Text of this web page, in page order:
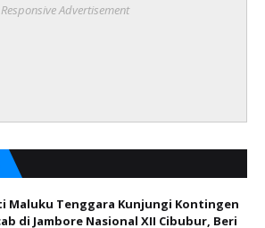
Responsive Advertisement
Maluku Tenggara Kunjungi Kontingen
di Jambore Nasional XII Cibubur, Beri